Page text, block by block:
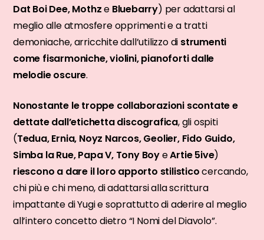
Dat Boi Dee, Mothze Bluebarry) per adattarsi al
meglio alle atmosfere opprimenti e a tratti
demoniache, arricchite dall’utilizzo di strumenti
come fisarmoniche, violini, pianoforti dalle
melodie oscure.
Nonostante le troppe collaborazioni scontate e
dettate dall’etichetta discografica, gli ospiti
(Tedua, Ernia, Noyz Narcos, Geolier, Fido Guido,
Simba la Rue, Papa V, Tony BoyeArtie 5ive)
riescono a dare il loro apporto stilisticocercando,
chi più e chi meno, di adattarsi alla scrittura
impattante di Yugi e soprattutto di aderire al meglio
all’intero concetto dietro “I Nomi del Diavolo”.